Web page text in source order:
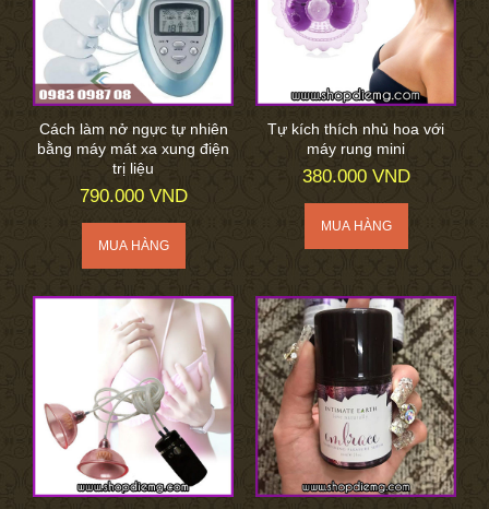
Cách làm nở ngực tự nhiên
bằng máy mát xa xung điện
trị liệu
790.000 VND
Tự kích thích nhủ hoa với
máy rung mini
380.000 VND